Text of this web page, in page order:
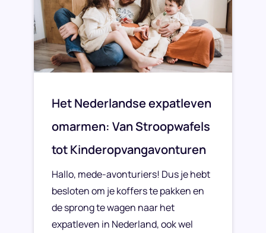
Het Nederlandse expatleven
omarmen: Van Stroopwafels
tot Kinderopvangavonturen
Hallo, mede-avonturiers! Dus je hebt
besloten om je koffers te pakken en
de sprong te wagen naar het
expatleven in Nederland, ook wel